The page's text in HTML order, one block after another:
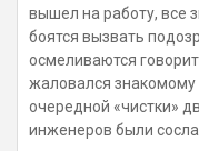
вышел на работу, все
боятся вызвать
осмеливаются
жаловался знакомому
очередной «чистки»
инженеров были